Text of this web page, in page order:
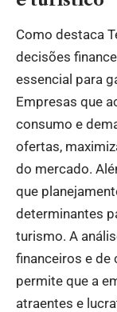
Como destaca
decisões
essencial para
Empresas que
consumo e
ofertas,
do mercado.
que
determinantes
turismo. A
financeiros e
permite que a
atraentes e